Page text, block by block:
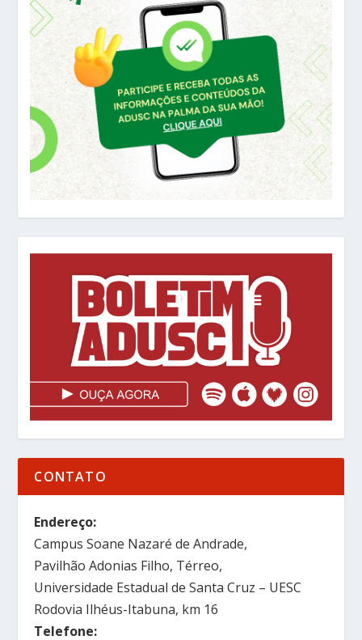
CONTATO
Endereço:
Campus Soane Nazaré de Andrade,
Pavilhão Adonias Filho, Térreo,
Universidade Estadual de Santa Cruz – UESC
Rodovia Ilhéus-Itabuna, km 16
Telefone: